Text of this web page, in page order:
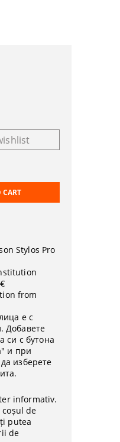
Stylos Pro
from
е с
Добавете
си с бутона
и при
изберете
informativ.
de
putea
de